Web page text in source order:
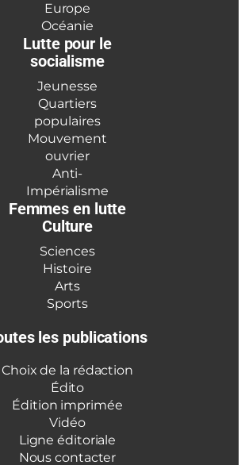
Europe
Océanie
Lutte pour le
socialisme
Jeunesse
Quartiers
populaires
Mouvement
ouvrier
Anti-
Impérialisme
Femmes en lutte
Culture
Sciences
Histoire
Arts
Sports
les publications
Choix de la rédaction
Édito
Édition imprimée
Vidéo
Ligne éditoriale
Nous contacter